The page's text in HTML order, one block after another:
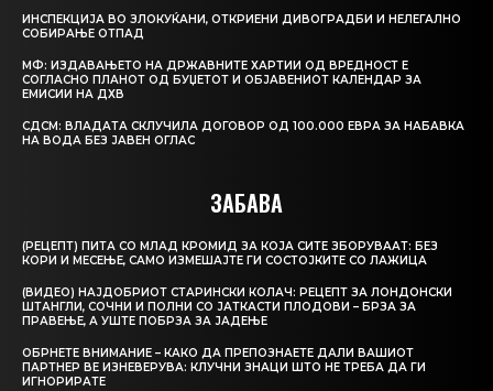
ИНСПЕКЦИЈА ВО ЗЛОКУЌАНИ, ОТКРИЕНИ ДИВОГРАДБИ И НЕЛЕГАЛНО
СОБИРАЊЕ ОТПАД
МФ: ИЗДАВАЊЕТО НА ДРЖАВНИТЕ ХАРТИИ ОД ВРЕДНОСТ Е
СОГЛАСНО ПЛАНОТ ОД БУЏЕТОТ И ОБЈАВЕНИОТ КАЛЕНДАР ЗА
ЕМИСИИ НА ДХВ
СДСМ: ВЛАДАТА СКЛУЧИЛА ДОГОВОР ОД 100.000 ЕВРА ЗА НАБАВКА
НА ВОДА БЕЗ ЈАВЕН ОГЛАС
ЗАБАВА
(РЕЦЕПТ) ПИТА СО МЛАД КРОМИД ЗА КОЈА СИТЕ ЗБОРУВААТ: БЕЗ
КОРИ И МЕСЕЊЕ, САМО ИЗМЕШАЈТЕ ГИ СОСТОЈКИТЕ СО ЛАЖИЦА
(ВИДЕО) НАЈДОБРИОТ СТАРИНСКИ КОЛАЧ: РЕЦЕПТ ЗА ЛОНДОНСКИ
ШТАНГЛИ, СОЧНИ И ПОЛНИ СО ЈАТКАСТИ ПЛОДОВИ – БРЗА ЗА
ПРАВЕЊЕ, А УШТЕ ПОБРЗА ЗА ЈАДЕЊЕ
ОБРНЕТЕ ВНИМАНИЕ – КАКО ДА ПРЕПОЗНАЕТЕ ДАЛИ ВАШИОТ
ПАРТНЕР ВЕ ИЗНЕВЕРУВА: КЛУЧНИ ЗНАЦИ ШТО НЕ ТРЕБА ДА ГИ
ИГНОРИРАТЕ